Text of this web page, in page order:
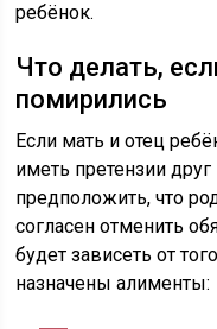
ребёнок.
Что делать,
помирились
Если мать и отец
иметь претензии
предположить, что
согласен отменить
будет зависеть от
назначены алименты: